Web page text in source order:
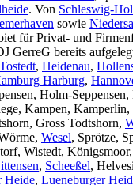
. Von Schleswig-
sowie
für Privat- und
GerreG bereits
Tostedt, Heidenau,
Harburg,
Holm-
Kampen,
Gross Todtshorn,
Wesel, Sprötze,
Wistedt,
, Scheeßel,
Heide, Lueneburger